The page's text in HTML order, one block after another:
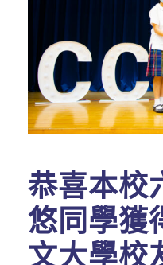
恭喜本校
悠同學獲
文大學校